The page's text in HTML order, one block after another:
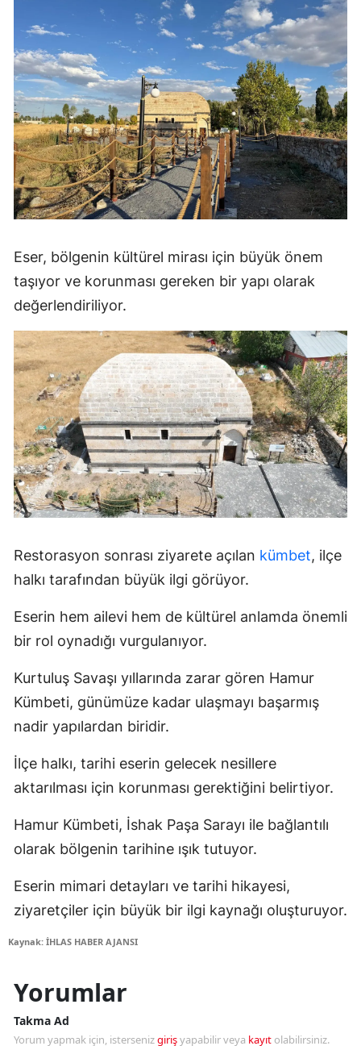
Eser, bölgenin kültürel mirası için büyük önem
taşıyor ve korunması gereken bir yapı olarak
değerlendiriliyor.
Restorasyon sonrası ziyarete açılan kümbet, ilçe
halkı tarafından büyük ilgi görüyor.
Eserin hem ailevi hem de kültürel anlamda önemli
bir rol oynadığı vurgulanıyor.
Kurtuluş Savaşı yıllarında zarar gören Hamur
Kümbeti, günümüze kadar ulaşmayı başarmış
nadir yapılardan biridir.
İlçe halkı, tarihi eserin gelecek nesillere
aktarılması için korunması gerektiğini belirtiyor.
Hamur Kümbeti, İshak Paşa Sarayı ile bağlantılı
olarak bölgenin tarihine ışık tutuyor.
Eserin mimari detayları ve tarihi hikayesi,
ziyaretçiler için büyük bir ilgi kaynağı oluşturuyor.
Kaynak: İHLAS HABER AJANSI
Yorumlar
Takma Ad
Yorum yapmak için, istersenizgirişyapabilir veya kayıt olabilirsiniz.